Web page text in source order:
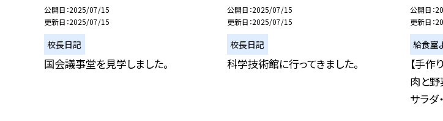
公開日 2025/07/15
更新日 2025/07/15
校長日記
国会議事堂を見学しました。
公開日 2025/07/15
更新日 2025/07/15
校長日記
科学技術館に行ってきました。
公開日
更新日
給食室
【手作
肉と野
サラダ